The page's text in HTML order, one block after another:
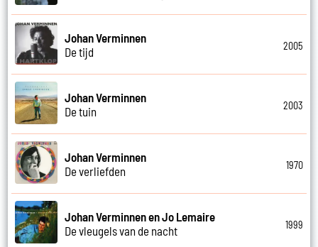
Johan Verminnen
De tijd
2005
Johan Verminnen
De tuin
2003
Johan Verminnen
De verliefden
1970
Johan Verminnen en Jo Lemaire
De vleugels van de nacht
1999